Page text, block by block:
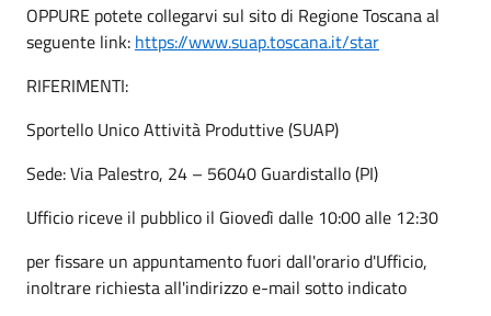
OPPURE potete collegarvi sul sito di Regione Toscana al
seguente link: https://www.suap.toscana.it/star
RIFERIMENTI:
Sportello Unico Attività Produttive (SUAP)
Sede: Via Palestro, 24 – 56040 Guardistallo (PI)
Ufficio riceve il pubblico il Giovedì dalle 10:00 alle 12:30
per fissare un appuntamento fuori dall'orario d'Ufficio,
inoltrare richiesta all'indirizzo e-mail sotto indicato